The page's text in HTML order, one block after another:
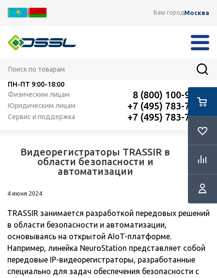
Ваш городМосква
ПН-ПТ 9:00-18:00
Физическим лицам
8 (800) 100-91-12
Юридическим лицам +7 (495) 783-72-87
Сервис и поддержка +7 (495) 783-72-87
Видеорегистраторы TRASSIR в
области безопасности и
автоматизации
RSS
4 июня 2024
TRASSIR занимается разработкой передовых решений
в области безопасности и автоматизации,
основываясь на открытой AIoT-платформе.
Например, линейка NeuroStation представляет собой
передовые IP-видеорегистраторы, разработанные
специально для задач обеспечения безопасности с